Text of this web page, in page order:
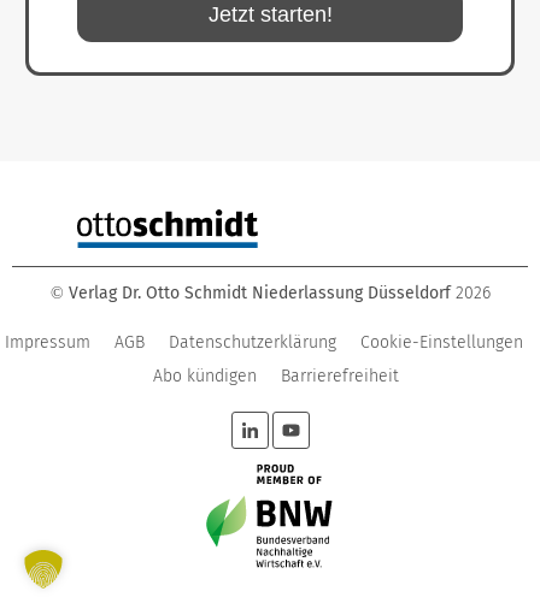
Jetzt starten!
© Verlag Dr. Otto Schmidt Niederlassung Düsseldorf 2026
Impressum AGB Datenschutzerklärung
Cookie-Einstellungen
Abo kündigen
Barrierefreiheit